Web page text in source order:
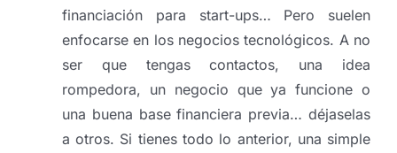
financiación para start-ups… Pero suelen
enfocarse en los negocios tecnológicos. A no
ser que tengas contactos, una idea
rompedora, un negocio que ya funcione o
una buena base financiera previa… déjaselas
a otros. Si tienes todo lo anterior, una simple